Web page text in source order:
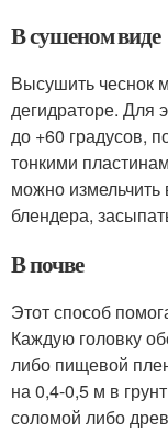
В сушеном виде
Высушить чеснок
дегидраторе. Для
до +60 градусов,
тонкими
можно
блендера,
В почве
Этот способ
Каждую головку
либо пищевой
на 0,4-0,5 м в
соломой либо